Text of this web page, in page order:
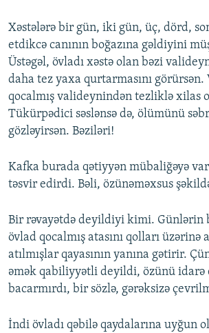
Xəstələrə bir gün, iki gün, üç, dörd,
etdikcə canının boğazına gəldiyini
Üstəgəl, övladı xəstə olan bəzi
daha tez yaxa qurtarmasını görürsən.
qocalmış valideynindən tezliklə xilas
Tükürpədici səslənsə də, ölümünü
gözləyirsən. Bəziləri!
Kafka burada qətiyyən mübaliğəyə
təsvir edirdi. Bəli, özünəməxsus
Bir rəvayətdə deyildiyi kimi. Günlərin
övlad qocalmış atasını qolları üzərinə
atılmışlar qayasının yanına gətirir.
əmək qabiliyyətli deyildi, özünü idarə
bacarmırdı, bir sözlə, gərəksizə
İndi övladı qəbilə qaydalarına uyğun